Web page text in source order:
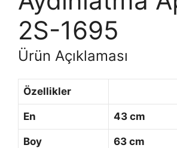
2S-1695
Ürün Açıklaması
Özellikler
En 43 cm
Boy 63 cm